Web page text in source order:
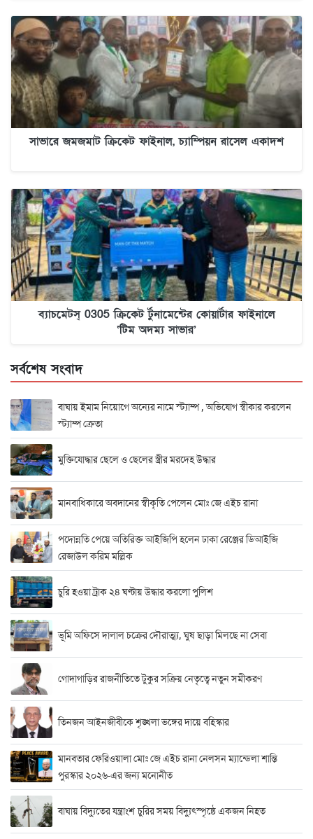
সাভারে জমজমাট ক্রিকেট ফাইনাল, চ্যাম্পিয়ন রাসেল একাদশ
ব্যাচমেটস্ 0305 ক্রিকেট র্টুনামেন্টের কোয়ার্টার ফাইনালে
‘টিম অদম্য সাভার’
সর্বশেষ সংবাদ
বাঘায় ইমাম নিয়োগে অন্যের নামে স্ট্যাম্প , অভিযোগ স্বীকার করলেন
স্ট্যাম্প ক্রেতা
মুক্তিযোদ্ধার ছেলে ও ছেলের স্ত্রীর মরদেহ উদ্ধার
মানবাধিকারে অবদানের স্বীকৃতি পেলেন মোঃ জে এইচ রানা
পদোন্নতি পেয়ে অতিরিক্ত আইজিপি হলেন ঢাকা রেঞ্জের ডিআইজি
রেজাউল করিম মল্লিক
চুরি হওয়া ট্রাক ২৪ ঘণ্টায় উদ্ধার করলো পুলিশ
ভূমি অফিসে দালাল চক্রের দৌরাত্ম্য, ঘুষ ছাড়া মিলছে না সেবা
গোদাগাড়ির রাজনীতিতে টুকুর সক্রিয় নেতৃত্বে নতুন সমীকরণ
তিনজন আইনজীবীকে শৃঙ্খলা ভঙ্গের দায়ে বহিস্কার
মানবতার ফেরিওয়ালা মোঃ জে এইচ রানা নেলসন ম্যান্ডেলা শান্তি
পুরস্কার ২০২৬-এর জন্য মনোনীত
বাঘায় বিদ্যুতের যন্ত্রাংশ চুরির সময় বিদ্যুৎস্পৃষ্ঠে একজন নিহত